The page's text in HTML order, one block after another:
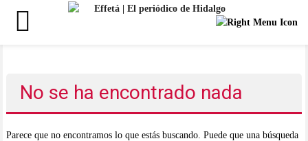
No se ha encontrado nada
Parece que no encontramos lo que estás buscando. Puede que una búsqueda